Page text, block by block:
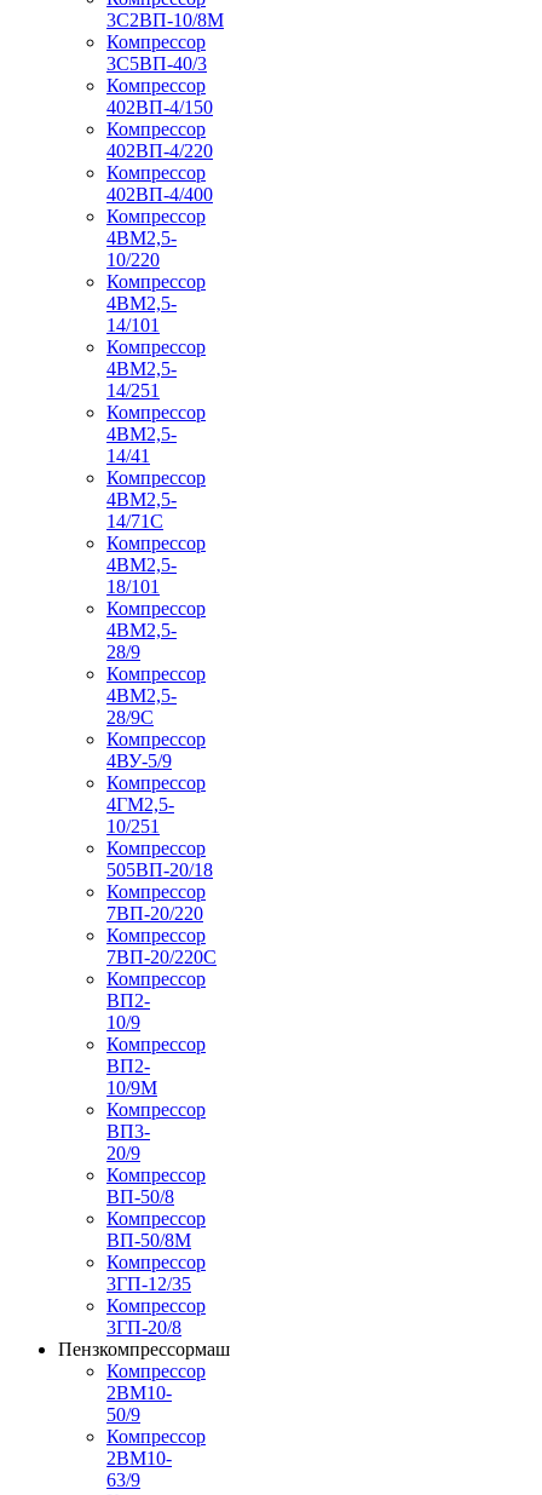
3С2ВП-10/8М
Компрессор
3С5ВП-40/3
Компрессор
402ВП-4/150
Компрессор
402ВП-4/220
Компрессор
402ВП-4/400
Компрессор
4ВМ2,5-
10/220
Компрессор
4ВМ2,5-
14/101
Компрессор
4ВМ2,5-
14/251
Компрессор
4ВМ2,5-
14/41
Компрессор
4ВМ2,5-
14/71C
Компрессор
4ВМ2,5-
18/101
Компрессор
4ВМ2,5-
28/9
Компрессор
4ВМ2,5-
28/9С
Компрессор
4ВУ-5/9
Компрессор
4ГМ2,5-
10/251
Компрессор
505ВП-20/18
Компрессор
7ВП-20/220
Компрессор
7ВП-20/220С
Компрессор
ВП2-
10/9
Компрессор
ВП2-
10/9М
Компрессор
ВП3-
20/9
Компрессор
ВП-50/8
Компрессор
ВП-50/8М
Компрессор
3ГП-12/35
Компрессор
3ГП-20/8
Пензкомпрессормаш
Компрессор
2ВМ10-
50/9
Компрессор
2ВМ10-
63/9